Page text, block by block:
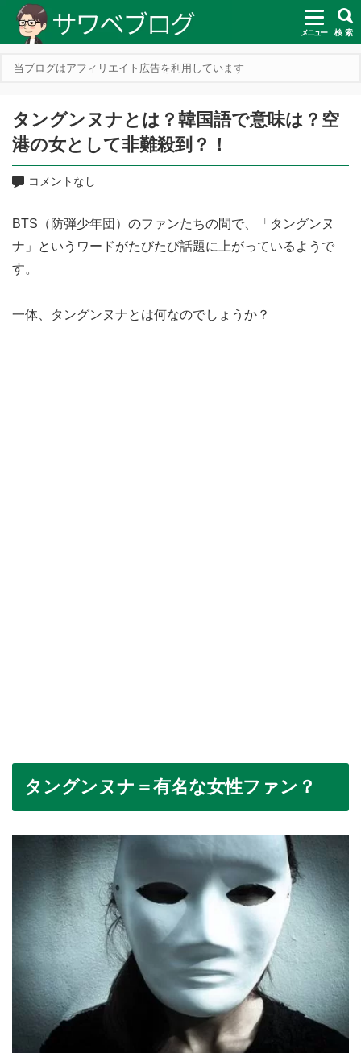
メニュー 検 索
当ブログはアフィリエイト広告を利用しています
タングンヌナとは？韓国語で意味は？空
港の女として非難殺到？！
コメントなし
BTS（防弾少年団）のファンたちの間で、「タングンヌ
ナ」というワードがたびたび話題に上がっているようで
す。
一体、タングンヌナとは何なのでしょうか？
タングンヌナ＝有名な女性ファン？